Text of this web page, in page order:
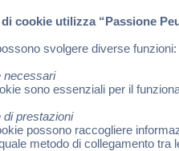
cookie utilizza “Passione
svolgere diverse funzioni:
necessari
sono essenziali per il
di prestazioni
possono raccogliere
metodo di collegamento